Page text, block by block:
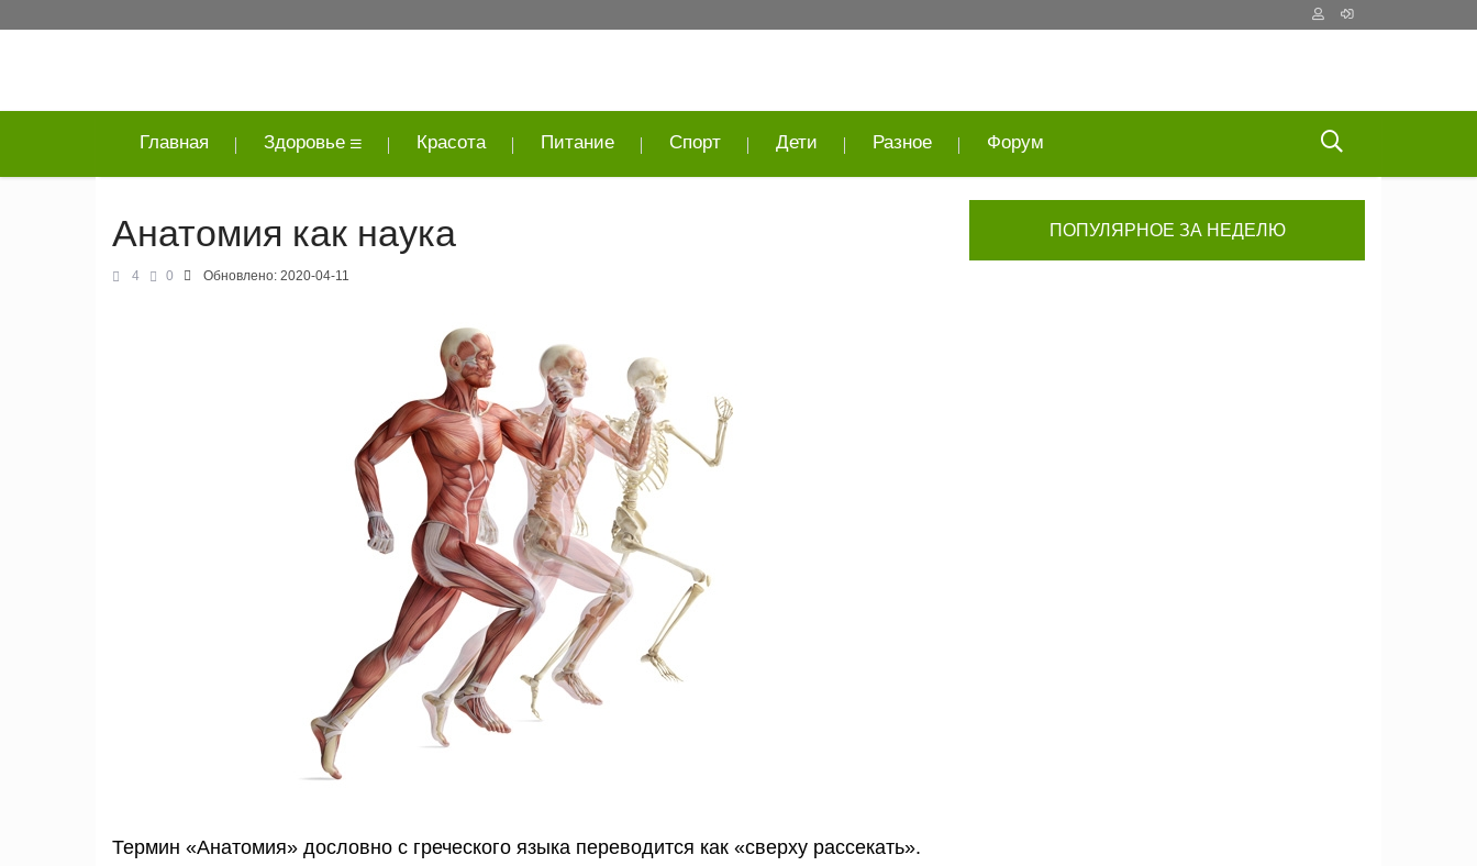
Главная Здоровье Красота Питание Спорт Дети Разное Форум
Анатомия как наука
4 0 Обновлено: 2020-04-11
Термин «Анатомия» дословно с греческого языка переводится как «сверху рассекать».
ПОПУЛЯРНОЕ ЗА НЕДЕЛЮ